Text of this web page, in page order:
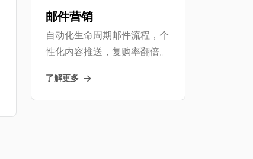
邮件营销
自动化生命周期邮件流程，个
性化内容推送，复购率翻倍。
了解更多